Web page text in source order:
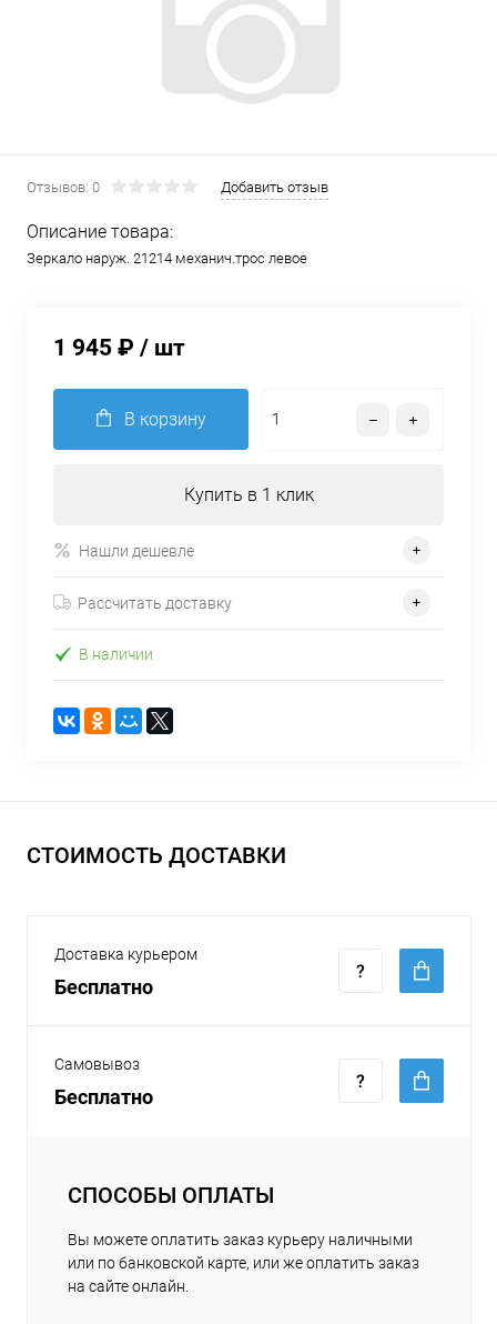
Отзывов: 0 Добавить отзыв
Описание товара:
Зеркало наруж. 21214 механич.трос левое
1 945 ₽ / шт
В корзину
Купить в 1 клик
Нашли дешевле
Рассчитать доставку
В наличии
СТОИМОСТЬ ДОСТАВКИ
Доставка курьером
Бесплатно
Самовывоз
Бесплатно
СПОСОБЫ ОПЛАТЫ
Вы можете оплатить заказ курьеру наличными
или по банковской карте, или же оплатить заказ
на сайте онлайн.